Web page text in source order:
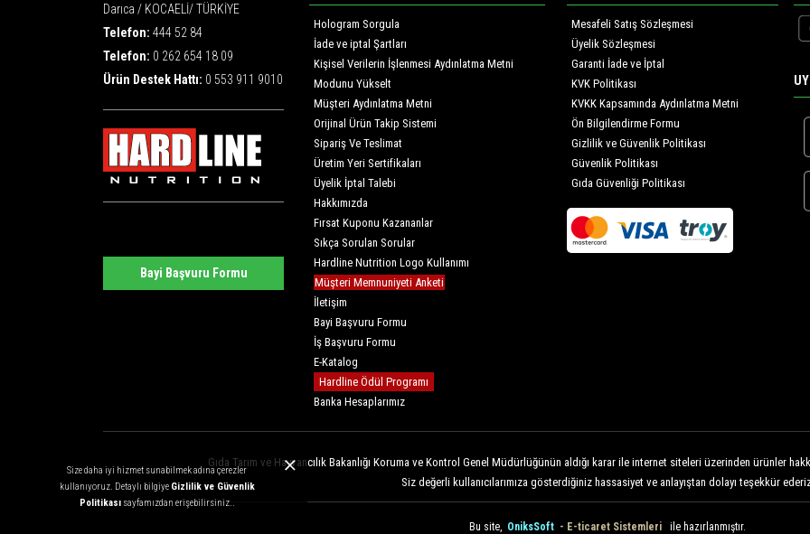
Size daha iyi hizmet sunabilmek adına çerezler
kullanıyoruz. Detaylı bilgiye Gizlilik ve Güvenlik
Politikasısayfamızdan erişebilirsiniz..
Darıca / KOCAELİ/ TÜRKİYE
Telefon: 444 52 84
Telefon: 0 262 654 18 09
Ürün Destek Hattı: 0 553 911 9010
Bayi Başvuru Formu
Hologram Sorgula
İade ve iptal Şartları
Kişisel Verilerin İşlenmesi Aydınlatma Metni
Modunu Yükselt
Müşteri Aydınlatma Metni
Orijinal Ürün Takip Sistemi
Sipariş Ve Teslimat
Üretim Yeri Sertifikaları
Üyelik İptal Talebi
Hakkımızda
Fırsat Kuponu Kazananlar
Sıkça Sorulan Sorular
Hardline Nutrition Logo Kullanımı
Müşteri Memnuniyeti Anketi
İletişim
Bayi Başvuru Formu
İş Başvuru Formu
E-Katalog
Hardline Ödül Programı
Banka Hesaplarımız
Mesafeli Satış Sözleşmesi
Üyelik Sözleşmesi
Garanti İade ve İptal
KVK Politikası
KVKK Kapsamında Aydınlatma Metni
Ön Bilgilendirme Formu
Gizlilik ve Güvenlik Politikası
Güvenlik Politikası
Gıda Güvenliği Politikası
Gıda Tarım ve Hayvancılık Bakanlığı Koruma ve Kontrol Genel Müdürlüğünün aldığı karar ile internet siteleri üzerinden ürünler
Siz değerli kullanıcılarımıza gösterdiğiniz hassasiyet ve anlayıştan dolayı teşekkür
Bu site, OniksSoft - E-ticaret Sistemleri ile hazırlanmıştır.